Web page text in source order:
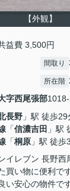
【外観】
益費 3,500円
間取り
所在階
字西尾張部
長野 」駅 徒歩29
「信濃吉田 」駅
「桐原 」駅 徒歩
イレブン 長野西
買い物に便利で
い安心の物件で